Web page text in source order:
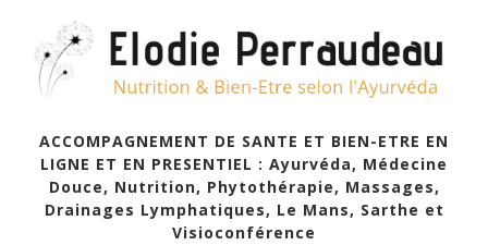
ACCOMPAGNEMENT DE SANTE ET BIEN-ETRE EN
LIGNE ET EN PRESENTIEL : Ayurvéda, Médecine
Douce, Nutrition, Phytothérapie, Massages,
Drainages Lymphatiques, Le Mans, Sarthe et
Visioconférence